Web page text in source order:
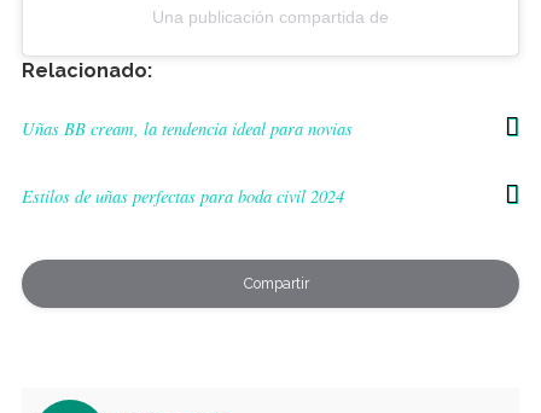
Una publicación compartida de
Relacionado:
Uñas BB cream, la tendencia ideal para novias
Estilos de uñas perfectas para boda civil 2024
Compartir